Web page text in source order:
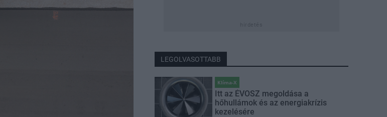
LEGOLVASOTTABB
Klíma-X
Itt az ÉVOSZ megoldása a
hőhullámok és az energiakrízis
kezelésére